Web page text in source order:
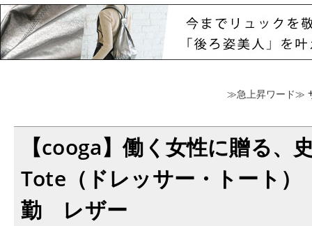
≫急上昇ワード≫
【cooga】働く女性に贈る
Tote（ドレッサー・トー
勤 レザー